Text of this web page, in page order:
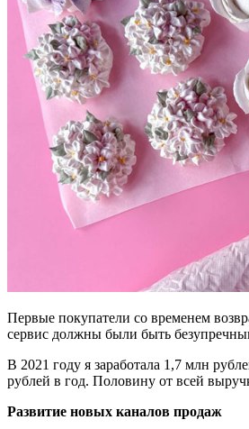
Первые покупатели со временем
сервис должны были быть
В 2021 году я заработала 1,7 млн
рублей в год. Половину от всей
Развитие новых каналов продаж